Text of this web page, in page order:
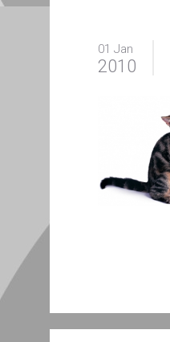
01 Jan
2010